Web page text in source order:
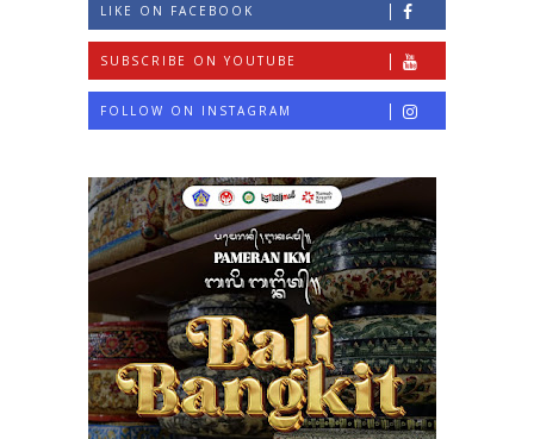
LIKE ON FACEBOOK
SUBSCRIBE ON YOUTUBE
FOLLOW ON INSTAGRAM